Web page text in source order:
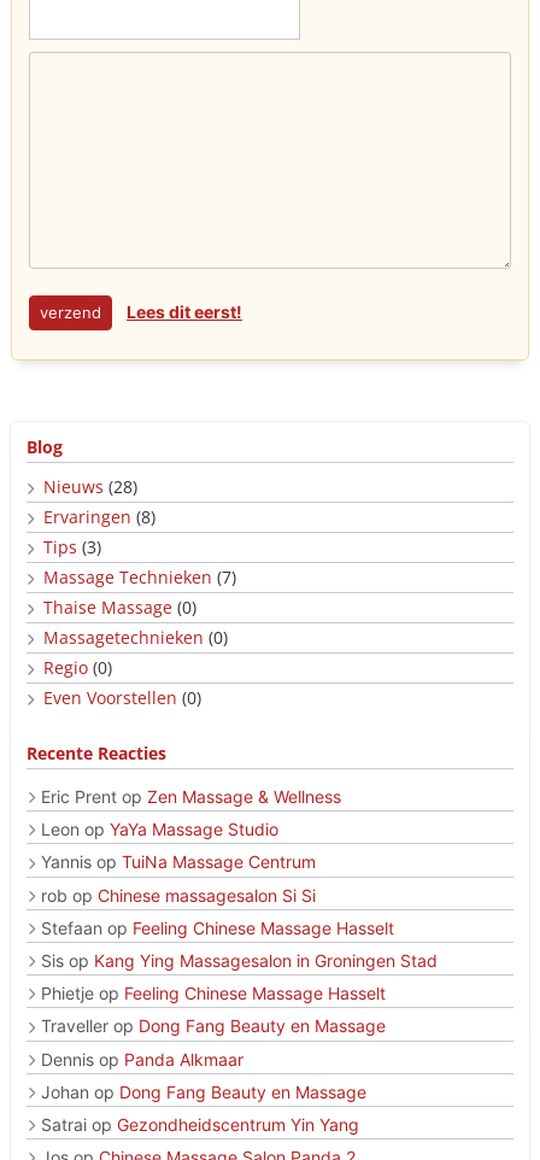
Lees dit eerst!
Blog
Nieuws (28)
Ervaringen (8)
Tips (3)
Massage Technieken (7)
Thaise Massage (0)
Massagetechnieken (0)
Regio (0)
Even Voorstellen (0)
Recente Reacties
Eric Prent op Zen Massage & Wellness
Leon op YaYa Massage Studio
Yannis op TuiNa Massage Centrum
rob op Chinese massagesalon Si Si
Stefaan op Feeling Chinese Massage Hasselt
Sis op Kang Ying Massagesalon in Groningen Stad
Phietje op Feeling Chinese Massage Hasselt
Traveller op Dong Fang Beauty en Massage
Dennis op Panda Alkmaar
Johan op Dong Fang Beauty en Massage
Satrai op Gezondheidscentrum Yin Yang